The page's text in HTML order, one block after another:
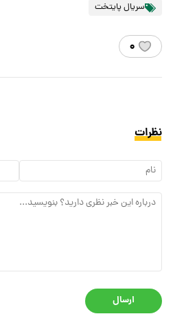
سریال پایتخت
۰
نظرات
ارسال